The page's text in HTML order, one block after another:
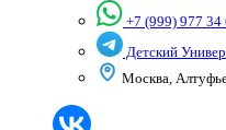
+7 (999) 977 34
Детский
Москва,